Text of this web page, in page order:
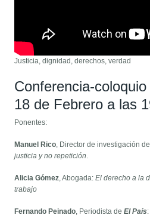
Justicia, dignidad, derechos, verdad
Conferencia-
18 de Febrero a las
Ponentes:
Manuel Rico, Director de investigación
justicia y no repetición.
Alicia Gómez, Abogada:El derecho a la
trabajo
Fernando Peinado, Periodista de El País